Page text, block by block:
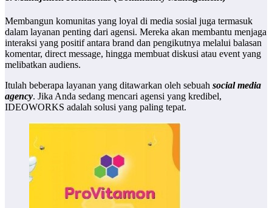
Membangun komunitas yang loyal di media sosial juga termasuk
dalam layanan penting dari agensi. Mereka akan membantu menjaga
interaksi yang positif antara brand dan pengikutnya melalui balasan
komentar, direct message, hingga membuat diskusi atau event yang
melibatkan audiens.
Itulah beberapa layanan yang ditawarkan oleh sebuah social media
agency. Jika Anda sedang mencari agensi yang kredibel,
IDEOWORKS adalah solusi yang paling tepat.